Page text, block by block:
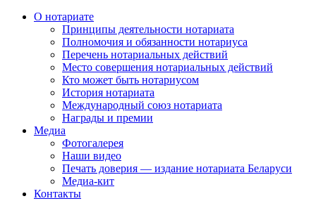
О нотариате
Принципы деятельности нотариата
Полномочия и обязанности нотариуса
Перечень нотариальных действий
Место совершения нотариальных действий
Кто может быть нотариусом
История нотариата
Международный союз нотариата
Награды и премии
Медиа
Фотогалерея
Наши видео
Печать доверия — издание нотариата Беларуси
Медиа-кит
Контакты